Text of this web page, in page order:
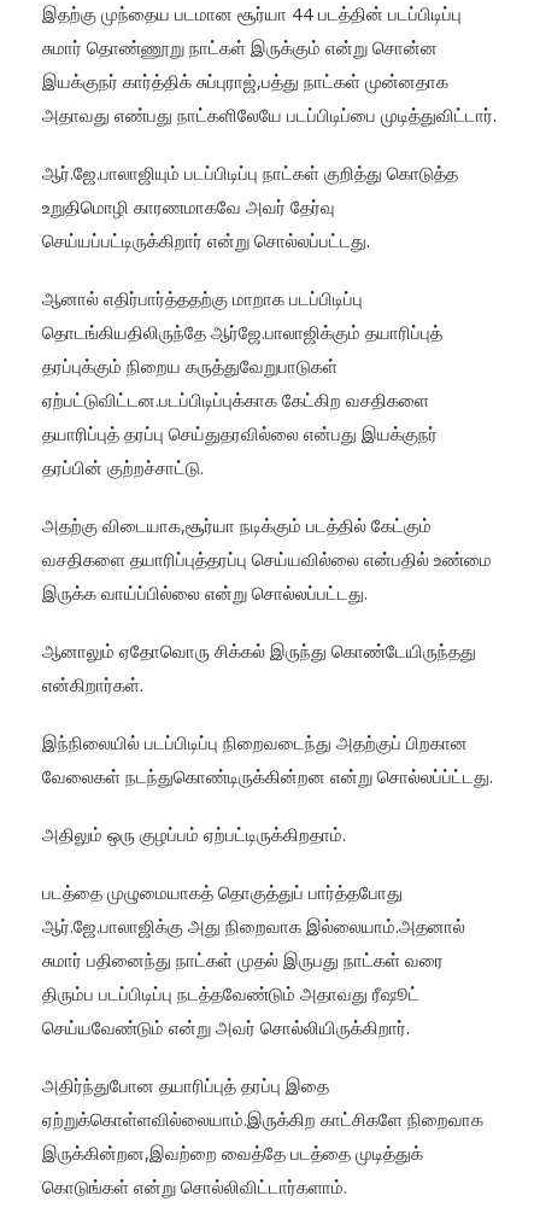
இதற்கு முந்தைய படமான சூர்யா 44 படத்தின் படப்பிடிப்பு
சுமார் தொண்ணூறு நாட்கள் இருக்கும் என்று சொன்ன
இயக்குநர் கார்த்திக் சுப்புராஜ்,பத்து நாட்கள் முன்னதாக
அதாவது எண்பது நாட்களிலேயே படப்பிடிப்பை முடித்துவிட்டார்.
ஆர்.ஜே.பாலாஜியும் படப்பிடிப்பு நாட்கள் குறித்து கொடுத்த
உறுதிமொழி காரணமாகவே அவர் தேர்வு
செய்யப்பட்டிருக்கிறார் என்று சொல்லப்பட்டது.
ஆனால் எதிர்பார்த்ததற்கு மாறாக படப்பிடிப்பு
தொடங்கியதிலிருந்தே ஆர்ஜே.பாலாஜிக்கும் தயாரிப்புத்
தரப்புக்கும் நிறைய கருத்துவேறுபாடுகள்
ஏற்பட்டுவிட்டன.படப்பிடிப்புக்காக கேட்கிற வசதிகளை
தயாரிப்புத் தரப்பு செய்துதரவில்லை என்பது இயக்குநர்
தரப்பின் குற்றச்சாட்டு.
அதற்கு விடையாக,சூர்யா நடிக்கும் படத்தில் கேட்கும்
வசதிகளை தயாரிப்புத்தரப்பு செய்யவில்லை என்பதில் உண்மை
இருக்க வாய்ப்பில்லை என்று சொல்லப்பட்டது.
ஆனாலும் ஏதோவொரு சிக்கல் இருந்து கொண்டேயிருந்தது
என்கிறார்கள்.
இந்நிலையில் படப்பிடிப்பு நிறைவடைந்து அதற்குப் பிறகான
வேலைகள் நடந்துகொண்டிருக்கின்றன என்று சொல்லப்ப்ட்டது.
அதிலும் ஒரு குழப்பம் ஏற்பட்டிருக்கிறதாம்.
படத்தை முழுமையாகத் தொகுத்துப் பார்த்தபோது
ஆர்.ஜே.பாலாஜிக்கு அது நிறைவாக இல்லையாம்.அதனால்
சுமார் பதினைந்து நாட்கள் முதல் இருபது நாட்கள் வரை
திரும்ப படப்பிடிப்பு நடத்தவேண்டும் அதாவது ரீஷூட்
செய்யவேண்டும் என்று அவர் சொல்லியிருக்கிறார்.
அதிர்ந்துபோன தயாரிப்புத் தரப்பு இதை
ஏற்றுக்கொள்ளவில்லையாம்.இருக்கிற காட்சிகளே நிறைவாக
இருக்கின்றன,இவற்றை வைத்தே படத்தை முடித்துக்
கொடுங்கள் என்று சொல்லிவிட்டார்களாம்.